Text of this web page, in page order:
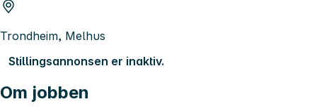
Trondheim, Melhus
Stillingsannonsen er inaktiv.
Om jobben